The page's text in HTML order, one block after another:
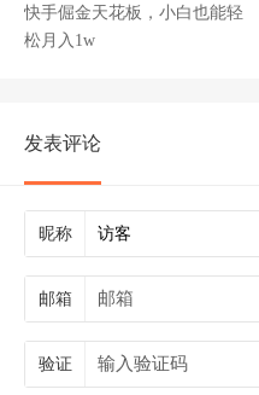
快手倔金天花板，小白也能轻
松月入1w
发表评论
昵称
邮箱
验证